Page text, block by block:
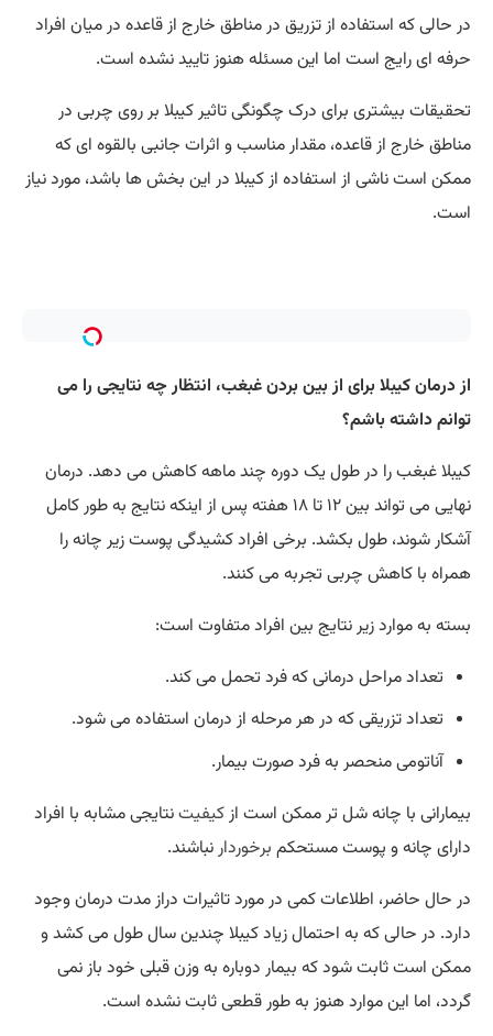
در حالی که استفاده از تزریق در مناطق خارج از قاعده در میان افراد
حرفه ‌ای رایج است اما این مسئله هنوز تایید نشده است.
تحقیقات بیشتری برای درک چگونگی تاثیر کیبلا بر روی چربی در
مناطق خارج از قاعده، مقدار مناسب و اثرات جانبی بالقوه ای که
ممکن است ناشی از استفاده از کیبلا در این بخش ها باشد، مورد نیاز
است.
از درمان کیبلا برای از بین بردن غبغب، انتظار چه نتایجی را می
توانم داشته باشم؟
کیبلا غبغب را در طول یک دوره چند ماهه کاهش می‌ دهد. درمان
نهایی می ‌تواند بین ۱۲ تا ۱۸ هفته پس از اینکه نتایج به طور کامل
آشکار شوند، طول بکشد. برخی افراد کشیدگی پوست زیر چانه را
همراه با کاهش چربی تجربه می‌ کنند.
بسته به موارد زیر نتایج بین افراد متفاوت است:
تعداد مراحل درمانی که فرد تحمل می کند.
تعداد تزریقی که در هر مرحله از درمان استفاده می شود.
آناتومی منحصر به فرد صورت بیمار.
بیمارانی با چانه شل تر ممکن است ازکیفیتنتایجی مشابه با افراد
دارای چانه و پوست مستحکم برخوردارنباشند.
در حال حاضر، اطلاعات کمی در مورد تاثیرات دراز مدت درمان وجود
دارد. در حالی که به احتمال زیاد کیبلا چندین سال طول می ‌کشد و
ممکن است ثابت شود که بیمار دوباره به وزن قبلی خود باز نمی
گردد، اما این موارد هنوز به طور قطعی ثابت نشده است.